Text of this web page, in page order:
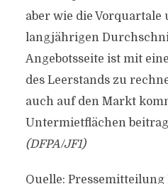
aber wie die Vorquartale
langjährigen
Angebotsseite ist mit
des Leerstands zu
auch auf den Markt
Untermietflächen
(DFPA/JF1)
Quelle: Pressemitteilung